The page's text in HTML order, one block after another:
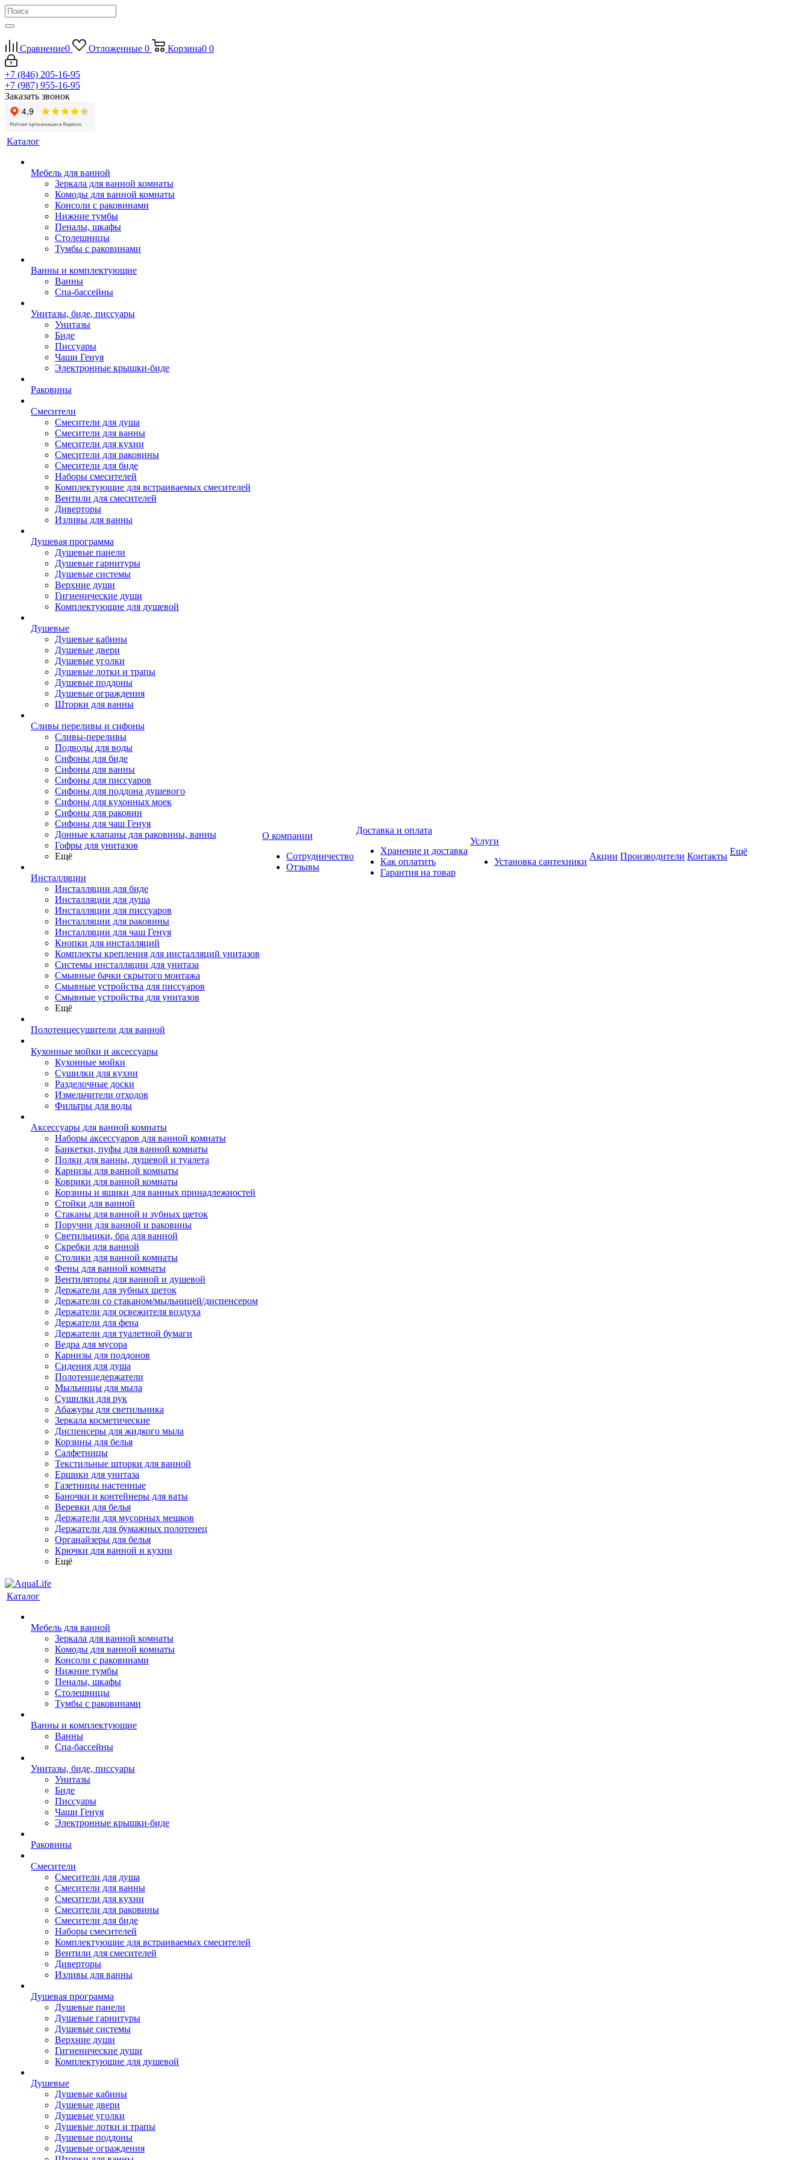
Сравнение0 Отложенные 0 Корзина0 0
+7 (846) 205-16-95
+7 (987) 955-16-95
Заказать звонок
Каталог
Мебель для ванной
Зеркала для ванной комнаты
Комоды для ванной комнаты
Консоли с раковинами
Нижние тумбы
Пеналы, шкафы
Столешницы
Тумбы с раковинами
Ванны и комплектующие
Ванны
Спа-бассейны
Унитазы, биде, писсуары
Унитазы
Биде
Писсуары
Чаши Генуя
Электронные крышки-биде
Раковины
Смесители
Смесители для душа
Смесители для ванны
Смесители для кухни
Смесители для раковины
Смесители для биде
Наборы смесителей
Комплектующие для встраиваемых смесителей
Вентили для смесителей
Диверторы
Изливы для ванны
Душевая программа
Душевые панели
Душевые гарнитуры
Душевые системы
Верхние души
Гигиенические души
Комплектующие для душевой
Душевые
Душевые кабины
Душевые двери
Душевые уголки
Душевые лотки и трапы
Душевые поддоны
Душевые ограждения
Шторки для ванны
Сливы переливы и сифоны
Сливы-переливы
Подводы для воды
Сифоны для биде
Сифоны для ванны
Сифоны для писсуаров
Сифоны для поддона душевого
Сифоны для кухонных моек
Сифоны для раковин
Сифоны для чаш Генуя
Донные клапаны для раковины, ванны
Гофры для унитазов
Ещё
Инсталляции
Инсталляции для биде
Инсталляции для душа
Инсталляции для писсуаров
Инсталляции для раковины
Инсталляции для чаш Генуя
Кнопки для инсталляций
Комплекты крепления для инсталляций унитазов
Системы инсталляции для унитаза
Смывные бачки скрытого монтажа
Смывные устройства для писсуаров
Смывные устройства для унитазов
Ещё
Полотенцесушители для ванной
Кухонные мойки и аксессуары
Кухонные мойки
Сушилки для кухни
Разделочные доски
Измельчители отходов
Фильтры для воды
Аксессуары для ванной комнаты
Наборы аксессуаров для ванной комнаты
Банкетки, пуфы для ванной комнаты
Полки для ванны, душевой и туалета
Карнизы для ванной комнаты
Коврики для ванной комнаты
Корзины и ящики для ванных принадлежностей
Стойки для ванной
Стаканы для ванной и зубных щеток
Поручни для ванной и раковины
Светильники, бра для ванной
Скребки для ванной
Столики для ванной комнаты
Фены для ванной комнаты
Вентиляторы для ванной и душевой
Держатели для зубных щеток
Держатели со стаканом/мыльницей/диспенсером
Держатели для освежителя воздуха
Держатели для фена
Держатели для туалетной бумаги
Ведра для мусора
Карнизы для поддонов
Сидения для душа
Полотенцедержатели
Мыльницы для мыла
Сушилки для рук
Абажуры для светильника
Зеркала косметические
Диспенсеры для жидкого мыла
Корзины для белья
Салфетницы
Текстильные шторки для ванной
Ершики для унитаза
Газетницы настенные
Баночки и контейнеры для ваты
Веревки для белья
Держатели для мусорных мешков
Держатели для бумажных полотенец
Органайзеры для белья
Крючки для ванной и кухни
Ещё
О компании
Сотрудничество
Отзывы
Доставка и оплата
Хранение и доставка
Как оплатить
Гарантия на товар
Услуги
Установка сантехники
Акции Производители Контакты Ещё
Каталог
Мебель для ванной
Зеркала для ванной комнаты
Комоды для ванной комнаты
Консоли с раковинами
Нижние тумбы
Пеналы, шкафы
Столешницы
Тумбы с раковинами
Ванны и комплектующие
Ванны
Спа-бассейны
Унитазы, биде, писсуары
Унитазы
Биде
Писсуары
Чаши Генуя
Электронные крышки-биде
Раковины
Смесители
Смесители для душа
Смесители для ванны
Смесители для кухни
Смесители для раковины
Смесители для биде
Наборы смесителей
Комплектующие для встраиваемых смесителей
Вентили для смесителей
Диверторы
Изливы для ванны
Душевая программа
Душевые панели
Душевые гарнитуры
Душевые системы
Верхние души
Гигиенические души
Комплектующие для душевой
Душевые
Душевые кабины
Душевые двери
Душевые уголки
Душевые лотки и трапы
Душевые поддоны
Душевые ограждения